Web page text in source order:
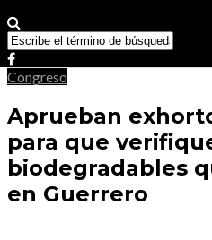
Congreso
Aprueban
para que
biodegradables
en Guerrero